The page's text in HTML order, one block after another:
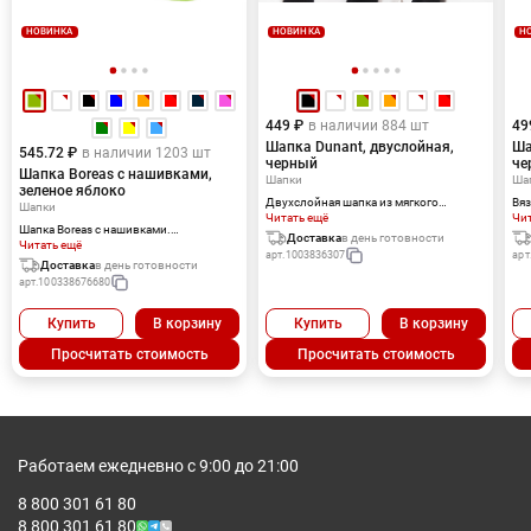
НОВИНКА
545.72 ₽ в наличии 1203 шт
Шапка Boreas с нашивками,
зеленое яблоко
Шапки
Шапка Boreas с нашивками.
Однослойная лыжная шапочка с
двойными подвернутыми краями.
Вязка в рубчик 1×1 из 100 % акрила.
Нашивка из 100 % полиэстера.
Термотрансфер (1 цвет (цветные
изделия)) на данный товар
осуществляется бесплатно.
Оплачивается только настройка
оборудования в размере 10000 рублей
Читать ещё
Доставкав день готовности
арт.100338676680
Купить
В корзину
Просчитать стоимость
НОВИНКА
449 ₽ в наличии 884 шт
Шапка Dunant, двуслойная,
черный
Шапки
Двухслойная шапка из мягкого
трикотажа. Регулируемый отворот.
Читать ещё
Доставкав день готовности
арт.1003836307
Купить
В корзину
Просчитать стоимость
арт.
Работаем ежедневно с 9:00 до 21:00
8 800 301 61 80
8 800 301 61 80